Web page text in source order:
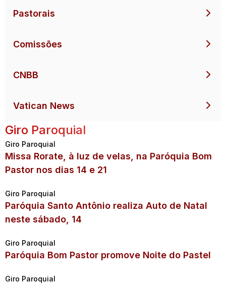
Pastorais
Comissões
CNBB
Vatican News
Giro Paroquial
Giro Paroquial
Missa Rorate, à luz de velas, na Paróquia Bom
Pastor nos dias 14 e 21
Giro Paroquial
Paróquia Santo Antônio realiza Auto de Natal
neste sábado, 14
Giro Paroquial
Paróquia Bom Pastor promove Noite do Pastel
Giro Paroquial